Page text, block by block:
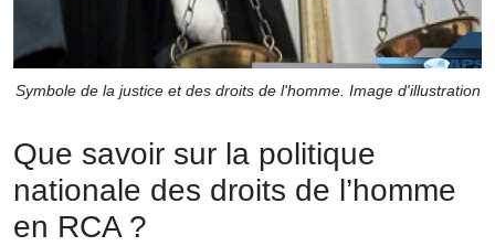
Symbole de la justice et des droits de l'homme. Image d'illustration
Que savoir sur la politique
nationale des droits de l’homme
en RCA ?